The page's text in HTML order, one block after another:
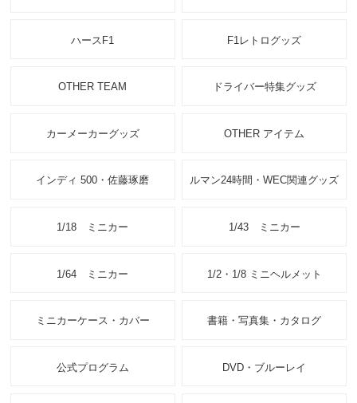
ハースF1 F1レトログッズ
OTHER TEAM ドライバー特集グッズ
カーメーカーグッズ OTHER アイテム
インディ 500・佐藤琢磨 ルマン24時間・WEC関連グッズ
1/18 ミニカー 1/43 ミニカー
1/64 ミニカー 1/2・1/8 ミニヘルメット
ミニカーケース・カバー 書籍・写真集・カタログ
公式プログラム DVD・ブルーレイ